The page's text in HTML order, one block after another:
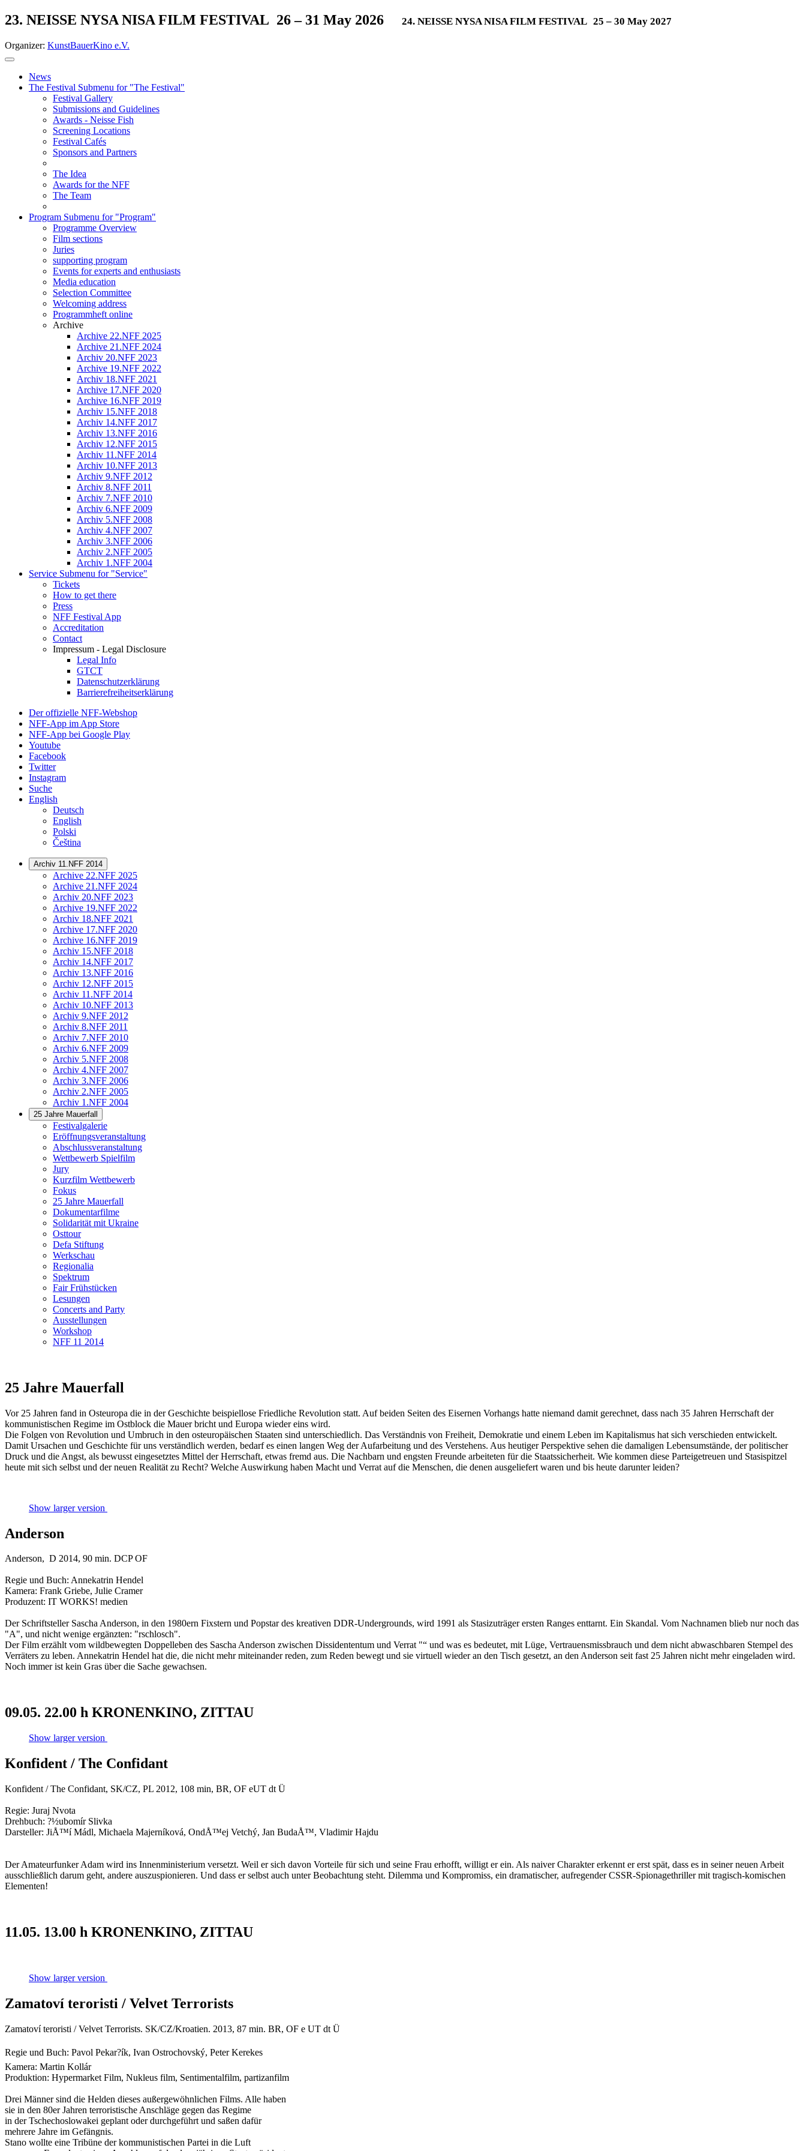
23. NEISSE NYSA NISA FILM FESTIVAL 26 – 31 May 2026 24. NEISSE NYSA NISA FILM FESTIVAL 25 – 30 May 2027
Organizer: KunstBauerKino e.V.
News
The Festival Submenu for "The Festival"
Festival Gallery
Submissions and Guidelines
Awards - Neisse Fish
Screening Locations
Festival Cafés
Sponsors and Partners
The Idea
Awards for the NFF
The Team
Program Submenu for "Program"
Programme Overview
Film sections
Juries
supporting program
Events for experts and enthusiasts
Media education
Selection Committee
Welcoming address
Programmheft online
Archive
Archive 22.NFF 2025
Archive 21.NFF 2024
Archiv 20.NFF 2023
Archive 19.NFF 2022
Archiv 18.NFF 2021
Archive 17.NFF 2020
Archive 16.NFF 2019
Archiv 15.NFF 2018
Archiv 14.NFF 2017
Archiv 13.NFF 2016
Archiv 12.NFF 2015
Archiv 11.NFF 2014
Archiv 10.NFF 2013
Archiv 9.NFF 2012
Archiv 8.NFF 2011
Archiv 7.NFF 2010
Archiv 6.NFF 2009
Archiv 5.NFF 2008
Archiv 4.NFF 2007
Archiv 3.NFF 2006
Archiv 2.NFF 2005
Archiv 1.NFF 2004
Service Submenu for "Service"
Tickets
How to get there
Press
NFF Festival App
Accreditation
Contact
Impressum - Legal Disclosure
Legal Info
GTCT
Datenschutzerklärung
Barrierefreiheitserklärung
Der offizielle NFF-Webshop
NFF-App im App Store
NFF-App bei Google Play
Youtube
Facebook
Twitter
Instagram
Suche
English
Deutsch
English
Polski
Čeština
Archiv 11.NFF 2014
Archive 22.NFF 2025
Archive 21.NFF 2024
Archiv 20.NFF 2023
Archive 19.NFF 2022
Archiv 18.NFF 2021
Archive 17.NFF 2020
Archive 16.NFF 2019
Archiv 15.NFF 2018
Archiv 14.NFF 2017
Archiv 13.NFF 2016
Archiv 12.NFF 2015
Archiv 11.NFF 2014
Archiv 10.NFF 2013
Archiv 9.NFF 2012
Archiv 8.NFF 2011
Archiv 7.NFF 2010
Archiv 6.NFF 2009
Archiv 5.NFF 2008
Archiv 4.NFF 2007
Archiv 3.NFF 2006
Archiv 2.NFF 2005
Archiv 1.NFF 2004
25 Jahre Mauerfall
Festivalgalerie
Eröffnungsveranstaltung
Abschlussveranstaltung
Wettbewerb Spielfilm
Jury
Kurzfilm Wettbewerb
Fokus
25 Jahre Mauerfall
Dokumentarfilme
Solidarität mit Ukraine
Osttour
Defa Stiftung
Werkschau
Regionalia
Spektrum
Fair Frühstücken
Lesungen
Concerts and Party
Ausstellungen
Workshop
NFF 11 2014
25 Jahre Mauerfall
Vor 25 Jahren fand in Osteuropa die in der Geschichte beispiellose Friedliche Revolution statt. Auf beiden Seiten des Eisernen Vorhangs hatte niemand damit gerechnet, dass nach 35 Jahren Herrschaft der
kommunistischen Regime im Ostblock die Mauer bricht und Europa wieder eins wird.
Die Folgen von Revolution und Umbruch in den osteuropäischen Staaten sind unterschiedlich. Das Verständnis von Freiheit, Demokratie und einem Leben im Kapitalismus hat sich verschieden entwickelt.
Damit Ursachen und Geschichte für uns verständlich werden, bedarf es einen langen Weg der Aufarbeitung und des Verstehens. Aus heutiger Perspektive sehen die damaligen Lebensumstände, der politischer
Druck und die Angst, als bewusst eingesetztes Mittel der Herrschaft, etwas fremd aus. Die Nachbarn und engsten Freunde arbeiteten für die Staatssicherheit. Wie kommen diese Parteigetreuen und Stasispitzel
heute mit sich selbst und der neuen Realität zu Recht? Welche Auswirkung haben Macht und Verrat auf die Menschen, die denen ausgeliefert waren und bis heute darunter leiden?
Show larger version
Anderson
Anderson, D 2014, 90 min. DCP OF
Regie und Buch: Annekatrin Hendel
Kamera: Frank Griebe, Julie Cramer
Produzent: IT WORKS! medien
Der Schriftsteller Sascha Anderson, in den 1980ern Fixstern und Popstar des kreativen DDR-Undergrounds, wird 1991 als Stasizuträger ersten Ranges enttarnt. Ein Skandal. Vom Nachnamen blieb nur noch das
"A", und nicht wenige ergänzten: "rschlosch".
Der Film erzählt vom wildbewegten Doppelleben des Sascha Anderson zwischen Dissidententum und Verrat "“ und was es bedeutet, mit Lüge, Vertrauensmissbrauch und dem nicht abwaschbaren Stempel des
Verräters zu leben. Annekatrin Hendel hat die, die nicht mehr miteinander reden, zum Reden bewegt und sie virtuell wieder an den Tisch gesetzt, an den Anderson seit fast 25 Jahren nicht mehr eingeladen wird.
Noch immer ist kein Gras über die Sache gewachsen.
09.05. 22.00 h KRONENKINO, ZITTAU
Show larger version
Konfident / The Confidant
Konfident / The Confidant, SK/CZ, PL 2012, 108 min, BR, OF eUT dt Ü
Regie: Juraj Nvota
Drehbuch: ?½ubomí­r Slivka
Darsteller: JiÅ™í­ Mádl, Michaela Majerní­ková, OndÅ™ej Vetchý, Jan BudaÅ™, Vladimir Hajdu
Der Amateurfunker Adam wird ins Innenministerium versetzt. Weil er sich davon Vorteile für sich und seine Frau erhofft, willigt er ein. Als naiver Charakter erkennt er erst spät, dass es in seiner neuen Arbeit
ausschließlich darum geht, andere auszuspionieren. Und dass er selbst auch unter Beobachtung steht. Dilemma und Kompromiss, ein dramatischer, aufregender CSSR-Spionagethriller mit tragisch-komischen
Elementen!
11.05. 13.00 h KRONENKINO, ZITTAU
Show larger version
Zamatoví­ teroristi / Velvet Terrorists
Zamatoví­ teroristi / Velvet Terrorists. SK/CZ/Kroatien. 2013, 87 min. BR, OF e UT dt Ü
Regie und Buch: Pavol Pekar?í­k, Ivan Ostrochovský, Peter Kerekes
Kamera: Martin Kollár
Produktion: Hypermarket Film, Nukleus film, Sentimentalfilm, partizanfilm
Drei Männer sind die Helden dieses außergewöhnlichen Films. Alle haben
sie in den 80er Jahren terroristische Anschläge gegen das Regime
in der Tschechoslowakei geplant oder durchgeführt und saßen dafür
mehrere Jahre im Gefängnis.
Stano wollte eine Tribüne der kommunistischen Partei in die Luft